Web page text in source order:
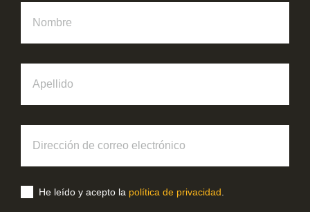
correo
electrónico
He leído y acepto la política de privacidad